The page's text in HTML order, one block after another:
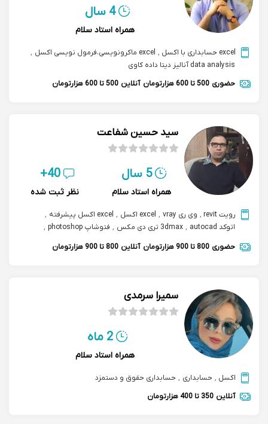
4 سال
همراه استاد سلام
excel حسابداری با اکسل , excel ماکرونویسی،فرمول نویسی اکسل
,
data analysis آنالیز دیتا داده کاوی
حضوری 500 تا 600 هزارتومان آنلاین 500 تا 600 هزارتومان
سید حسین شفاعت
5 سال
همراه استاد سلام
40+
نظر ثبت شده
رویت revit , وی ری vray , excel اکسل , excel اکسل پیشرفته
,
اتوکد autocad
, 3dmax تری دی مکس , فتوشاپ photoshop
,
طراحی آشپزخانه و کابینت
حضوری 800 تا 900 هزارتومان آنلاین 800 تا 900 هزارتومان
سمیرا سرمدی
2 ماه
همراه استاد سلام
اکسل , حسابداری , حسابداری حقوق و دستمزد
آنلاین 350 تا 400 هزارتومان